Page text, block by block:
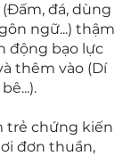
đá, dùng
ngữ...) thậm
động bạo lực
thêm vào (Dí
trẻ chứng kiến
đơn thuần,